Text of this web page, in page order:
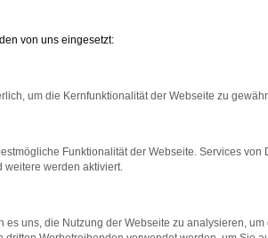
günstig
FÜR
Bei diesem Fahrzeug gehen
Across ist die Ausstattung.
ein rundum tadelloses Modell.
Wenn Sie Ihre Mobilität
von uns eingesetzt:
um die Kernfunktionalität der Webseite zu
Funktionalität der Webseite. Services
weitere werden aktiviert.
es uns, die Nutzung der Webseite zu analysieren,